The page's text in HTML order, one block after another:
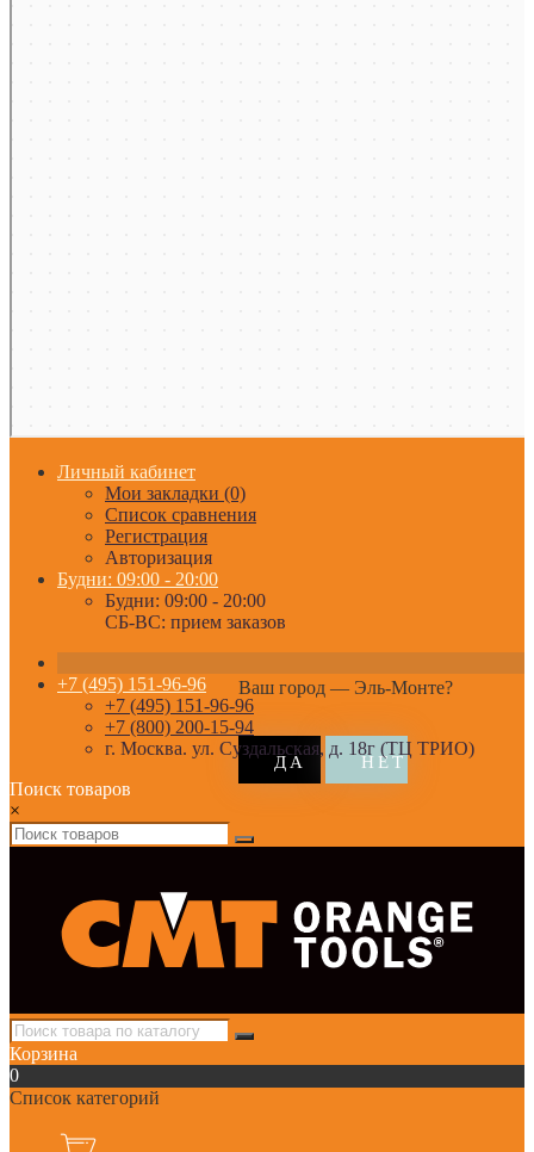
Личный кабинет
Мои закладки (0)
Список сравнения
Регистрация
Авторизация
Будни: 09:00 - 20:00
Будни: 09:00 - 20:00
СБ-ВС: прием заказов
Ваш город — Эль-Монте?
+7 (495) 151-96-96
+7 (495) 151-96-96
+7 (800) 200-15-94
г. Москва. ул. Суздальская, д. 18г (ТЦ ТРИО)
Поиск товаров
×
Корзина
0
Список категорий